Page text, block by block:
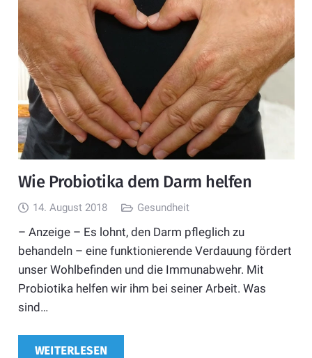
Wie Probiotika dem Darm helfen
14. August 2018 Gesundheit
– Anzeige – Es lohnt, den Darm pfleglich zu
behandeln – eine funktionierende Verdauung fördert
unser Wohlbefinden und die Immunabwehr. Mit
Probiotika helfen wir ihm bei seiner Arbeit. Was
sind…
WEITERLESEN